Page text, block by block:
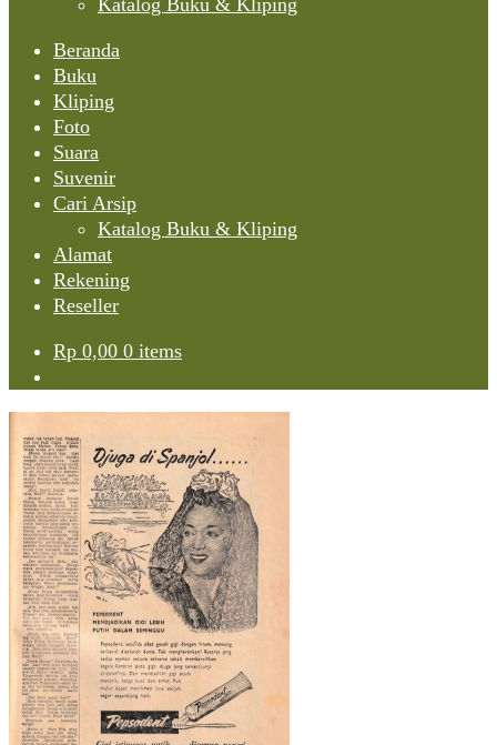
Katalog Buku & Kliping
Beranda
Buku
Kliping
Foto
Suara
Suvenir
Cari Arsip
Katalog Buku & Kliping
Alamat
Rekening
Reseller
Rp 0,00 0 items